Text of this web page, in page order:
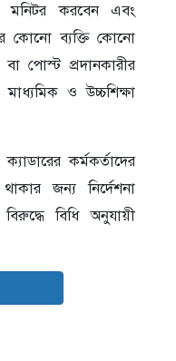
মনিটর করবেন এবং
কোনো ব্যক্তি কোনো
পোস্ট প্রদানকারীর
মাধ্যমিক ও উচ্চশিক্ষা
কর্মকর্তাদের
জন্য নির্দেশনা
বিধি অনুযায়ী